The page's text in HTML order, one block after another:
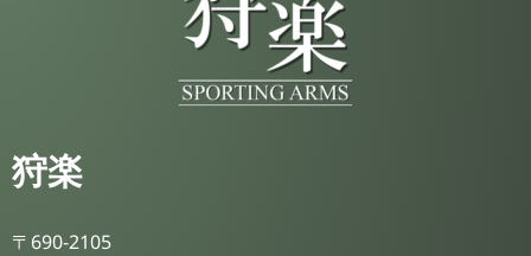
狩楽
〒690-2105